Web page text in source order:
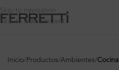
Skip to navigation
Skip to main content
Inicio Productos Ambientes Cocina